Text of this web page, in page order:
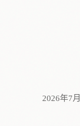
科
2026年7月